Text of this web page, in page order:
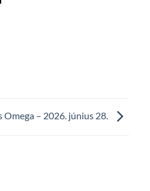
Omega – 2026. június 28.